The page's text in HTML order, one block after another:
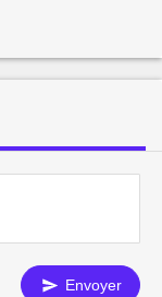
Envoyer